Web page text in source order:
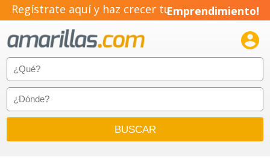
Regístrate aquí y haz crecer tuEmprendimiento!
